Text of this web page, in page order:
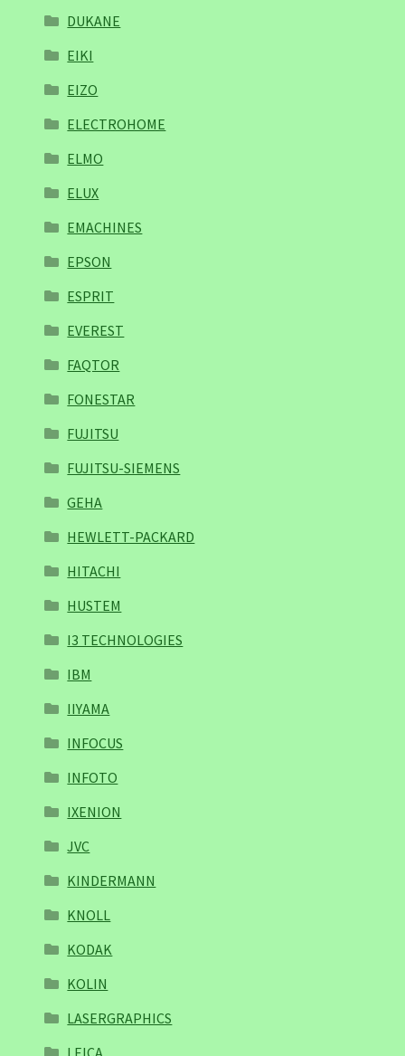
DUKANE
EIKI
EIZO
ELECTROHOME
ELMO
ELUX
EMACHINES
EPSON
ESPRIT
EVEREST
FAQTOR
FONESTAR
FUJITSU
FUJITSU-SIEMENS
GEHA
HEWLETT-PACKARD
HITACHI
HUSTEM
I3 TECHNOLOGIES
IBM
IIYAMA
INFOCUS
INFOTO
IXENION
JVC
KINDERMANN
KNOLL
KODAK
KOLIN
LASERGRAPHICS